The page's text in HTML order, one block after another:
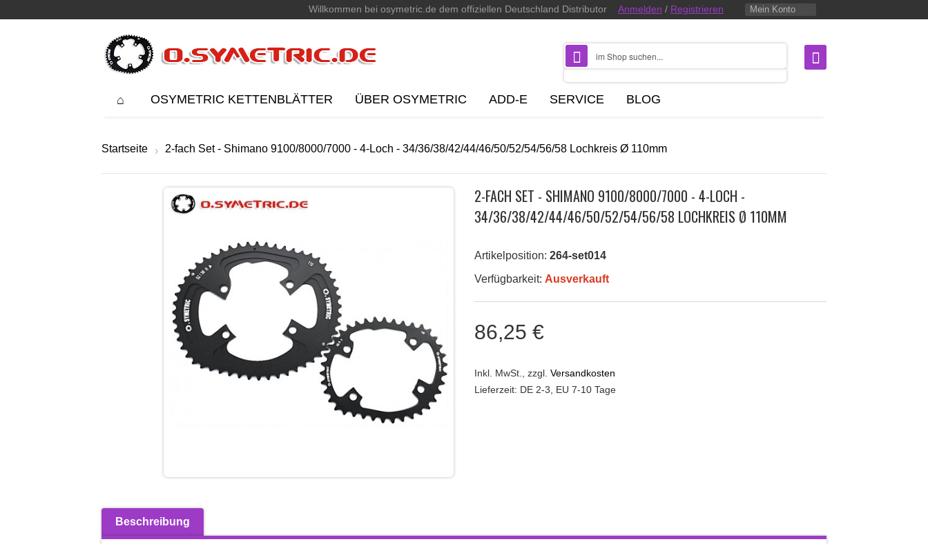
Willkommen bei osymetric.de dem offiziellen Deutschland Distributor Anmelden / Registrieren Mein Konto
OSYMETRIC KETTENBLÄTTER ÜBER OSYMETRIC ADD-E SERVICE BLOG
Startseite › 2-fach Set - Shimano 9100/8000/7000 - 4-Loch - 34/36/38/42/44/46/50/52/54/56/58 Lochkreis Ø 110mm
2-FACH SET - SHIMANO 9100/8000/7000 - 4-LOCH -
34/36/38/42/44/46/50/52/54/56/58 LOCHKREIS Ø 110MM
Artikelposition: 264-set014
Verfügbarkeit: Ausverkauft
86,25 €
Inkl. MwSt. zzgl. Versandkosten
Lieferzeit: DE 2-3, EU 7-10 Tage
Beschreibung